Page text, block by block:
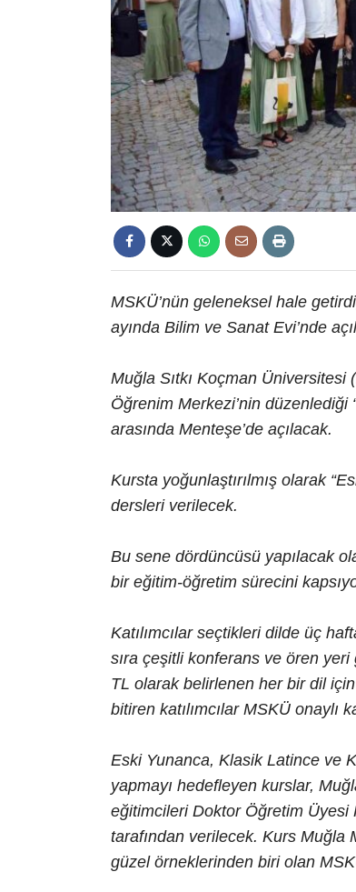
MSKÜ’nün geleneksel hale
ayında Bilim ve Sanat Evi’nde
Muğla Sıtkı Koçman
Öğrenim Merkezi’nin
arasında Menteşe’de açılacak.
Kursta yoğunlaştırılmış olarak
dersleri verilecek.
Bu sene dördüncüsü yapılacak
bir eğitim-öğretim sürecini
Katılımcılar seçtikleri dilde üç
sıra çeşitli konferans ve ören yeri
TL olarak belirlenen her bir dil
bitiren katılımcılar MSKÜ onaylı
Eski Yunanca, Klasik Latince ve
yapmayı hedefleyen kurslar,
eğitimcileri Doktor Öğretim Üyesi
tarafından verilecek. Kurs Muğla
güzel örneklerinden biri olan